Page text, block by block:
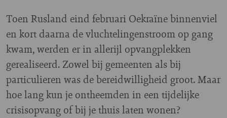
Toen Rusland eind februari Oekraïne binnenviel
en kort daarna de vluchtelingenstroom op gang
kwam, werden er in allerijl opvangplekken
gerealiseerd. Zowel bij gemeenten als bij
particulieren was de bereidwilligheid groot. Maar
hoe lang kun je ontheemden in een tijdelijke
crisisopvang of bij je thuis laten wonen?